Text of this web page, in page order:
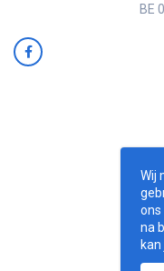
BE
Wij
ons
na